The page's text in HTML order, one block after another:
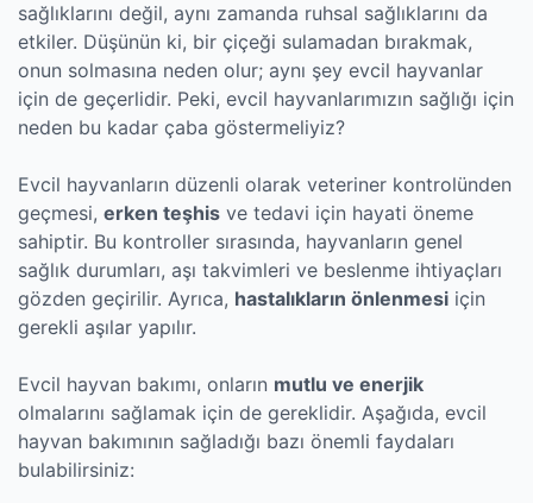
sağlıklarını değil, aynı zamanda ruhsal sağlıklarını da
etkiler. Düşünün ki, bir çiçeği sulamadan bırakmak,
onun solmasına neden olur; aynı şey evcil hayvanlar
için de geçerlidir. Peki, evcil hayvanlarımızın sağlığı için
neden bu kadar çaba göstermeliyiz?
Evcil hayvanların düzenli olarak veteriner kontrolünden
geçmesi, erken teşhis ve tedavi için hayati öneme
sahiptir. Bu kontroller sırasında, hayvanların genel
sağlık durumları, aşı takvimleri ve beslenme ihtiyaçları
gözden geçirilir. Ayrıca, hastalıkların önlenmesi için
gerekli aşılar yapılır.
Evcil hayvan bakımı, onların mutlu ve enerjik
olmalarını sağlamak için de gereklidir. Aşağıda, evcil
hayvan bakımının sağladığı bazı önemli faydaları
bulabilirsiniz: